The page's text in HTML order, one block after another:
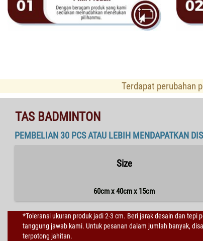
Terdapat perubahan
TAS BADMINTON
PEMBELIAN 30 PCS ATAU LEBIH MENDAPATKAN
Size
60cm x 40cm x 15cm
*Toleransi ukuran produk jadi 2-3 cm. Beri jarak desain dan
tanggung jawab kami. Untuk pesanan dalam jumlah banyak,
terpotong jahitan.